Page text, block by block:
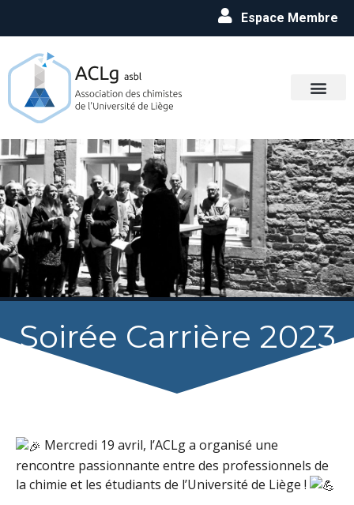
Espace Membre
Soirée Carrière 2023
Mercredi 19 avril, l’ACLg a organisé une
rencontre passionnante entre des professionnels de
la chimie et les étudiants de l’Université de Liège !